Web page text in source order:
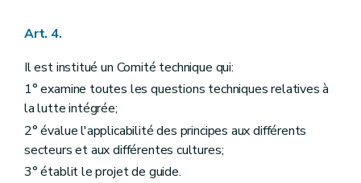
Art. 4.
Il est institué un Comité technique qui:
1° examine toutes les questions techniques relatives à
la lutte intégrée;
2° évalue l'applicabilité des principes aux différents
secteurs et aux différentes cultures;
3° établit le projet de guide.